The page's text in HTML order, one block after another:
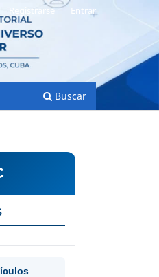
Buscar
Registrarse Entrar